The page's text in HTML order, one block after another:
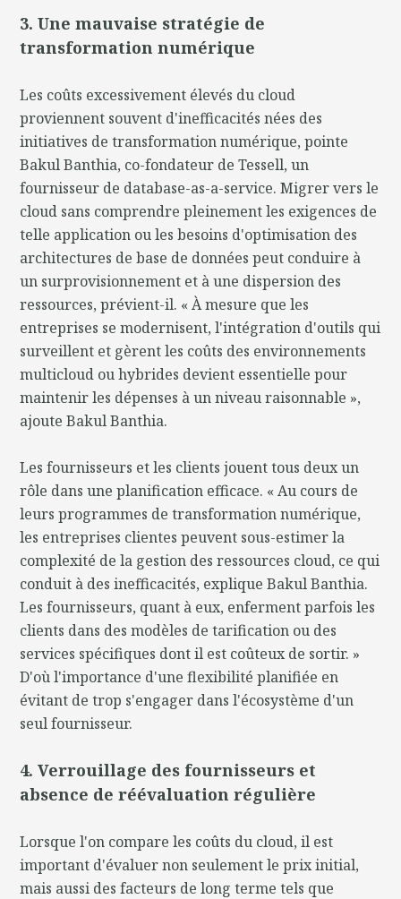
3. Une mauvaise stratégie de
transformation numérique
Les coûts excessivement élevés du cloud
proviennent souvent d'inefficacités nées des
initiatives de transformation numérique, pointe
Bakul Banthia, co-fondateur de Tessell, un
fournisseur de database-as-a-service. Migrer vers le
cloud sans comprendre pleinement les exigences de
telle application ou les besoins d'optimisation des
architectures de base de données peut conduire à
un surprovisionnement et à une dispersion des
ressources, prévient-il. « À mesure que les
entreprises se modernisent, l'intégration d'outils qui
surveillent et gèrent les coûts des environnements
multicloud ou hybrides devient essentielle pour
maintenir les dépenses à un niveau raisonnable »,
ajoute Bakul Banthia.
Les fournisseurs et les clients jouent tous deux un
rôle dans une planification efficace. « Au cours de
leurs programmes de transformation numérique,
les entreprises clientes peuvent sous-estimer la
complexité de la gestion des ressources cloud, ce qui
conduit à des inefficacités, explique Bakul Banthia.
Les fournisseurs, quant à eux, enferment parfois les
clients dans des modèles de tarification ou des
services spécifiques dont il est coûteux de sortir. »
D'où l'importance d'une flexibilité planifiée en
évitant de trop s'engager dans l'écosystème d'un
seul fournisseur.
4. Verrouillage des fournisseurs et
absence de réévaluation régulière
Lorsque l'on compare les coûts du cloud, il est
important d'évaluer non seulement le prix initial,
mais aussi des facteurs de long terme tels que